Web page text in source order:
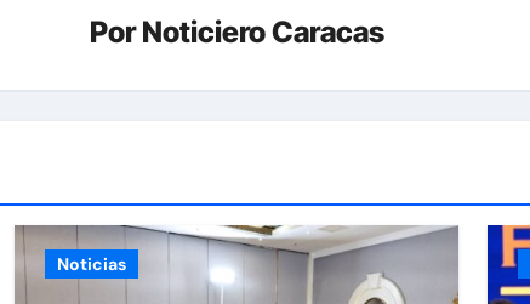
PorNoticiero Caracas
Noticias